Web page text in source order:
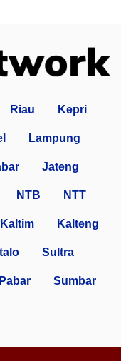
Riau Kepri
Lampung
Jateng
NTB NTT
Kaltim Kalteng
Sultra
Pabar Sumbar